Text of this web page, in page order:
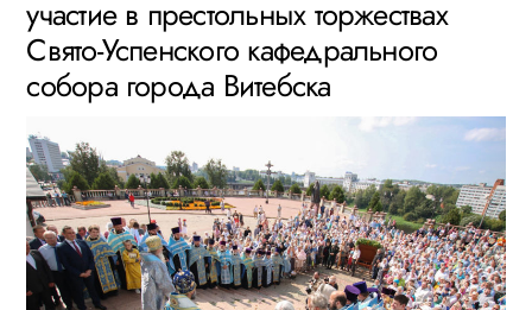
участие в престольных торжествах
Свято-Успенского кафедрального
собора города Витебска